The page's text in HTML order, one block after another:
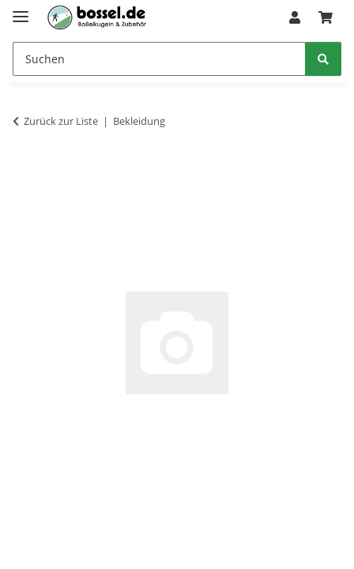
Zurück zur Liste Bekleidung